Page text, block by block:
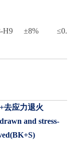
H9 ±8% ≤0.4
去应力退火
and stress-